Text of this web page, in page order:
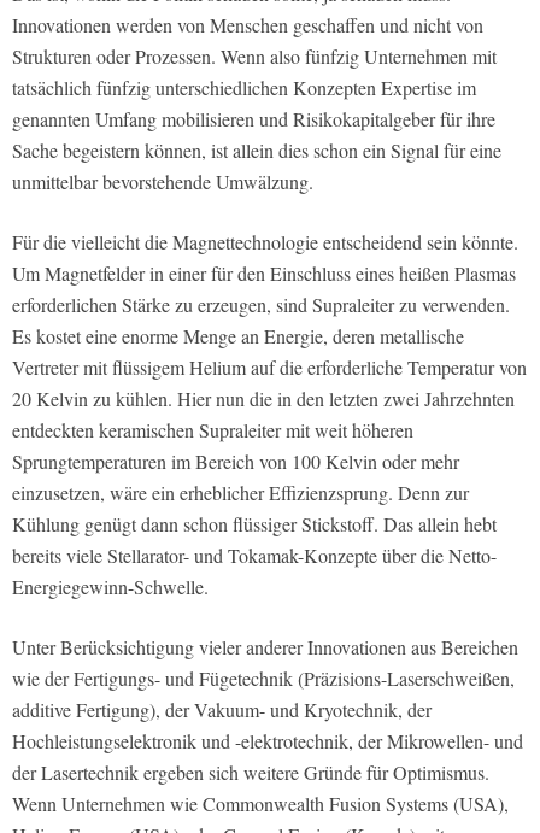
Innovationen werden von Menschen geschaffen und nicht von
Strukturen oder Prozessen. Wenn also fünfzig Unternehmen mit
tatsächlich fünfzig unterschiedlichen Konzepten Expertise im
genannten Umfang mobilisieren und Risikokapitalgeber für ihre
Sache begeistern können, ist allein dies schon ein Signal für eine
unmittelbar bevorstehende Umwälzung.
Für die vielleicht die Magnettechnologie entscheidend sein könnte.
Um Magnetfelder in einer für den Einschluss eines heißen Plasmas
erforderlichen Stärke zu erzeugen, sind Supraleiter zu verwenden.
Es kostet eine enorme Menge an Energie, deren metallische
Vertreter mit flüssigem Helium auf die erforderliche Temperatur von
20 Kelvin zu kühlen. Hier nun die in den letzten zwei Jahrzehnten
entdeckten keramischen Supraleiter mit weit höheren
Sprungtemperaturen im Bereich von 100 Kelvin oder mehr
einzusetzen, wäre ein erheblicher Effizienzsprung. Denn zur
Kühlung genügt dann schon flüssiger Stickstoff. Das allein hebt
bereits viele Stellarator- und Tokamak-Konzepte über die Netto-
Energiegewinn-Schwelle.
Unter Berücksichtigung vieler anderer Innovationen aus Bereichen
wie der Fertigungs- und Fügetechnik (Präzisions-Laserschweißen,
additive Fertigung), der Vakuum- und Kryotechnik, der
Hochleistungselektronik und -elektrotechnik, der Mikrowellen- und
der Lasertechnik ergeben sich weitere Gründe für Optimismus.
Wenn Unternehmen wie Commonwealth Fusion Systems (USA),